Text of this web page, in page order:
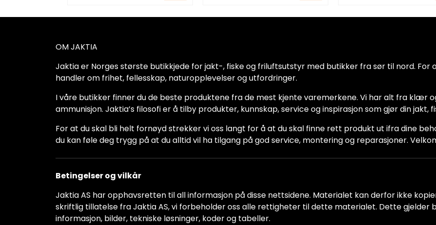
OM JAKTIA
Jaktia er Norges største butikkjede for jakt-, fiske og friluftsutstyr med butikker fra sør til nord. For
handler om frihet, fellesskap, naturopplevelser og utfordringer.
I våre butikker finner du de beste produktene fra de mest kjente varemerkene. Vi har alt fra klær
ammunisjon. Jaktia’s filosofi er å tilby produkter, kunnskap, service og inspirasjon som gjør din
For at du skal bli helt fornøyd strekker vi oss langt for å at du skal finne rett produkt ut ifra dine
du kan føle deg trygg på at du alltid vil ha tilgang på god service, montering og reparasjoner.
Betingelser og vilkår
Jaktia AS har opphavsretten til all informasjon på disse nettsidene. Materialet kan derfor ikke
skriftlig tillatelse fra Jaktia AS, vi forbeholder oss alle rettigheter til dette materialet. Dette gjelder
informasjon, bilder, tekniske løsninger, koder og tabeller.